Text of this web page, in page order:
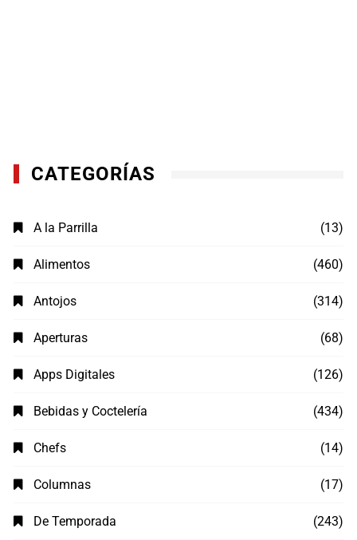
CATEGORÍAS
A la Parrilla (13)
Alimentos (460)
Antojos (314)
Aperturas (68)
Apps Digitales (126)
Bebidas y Coctelería (434)
Chefs (14)
Columnas (17)
De Temporada (243)